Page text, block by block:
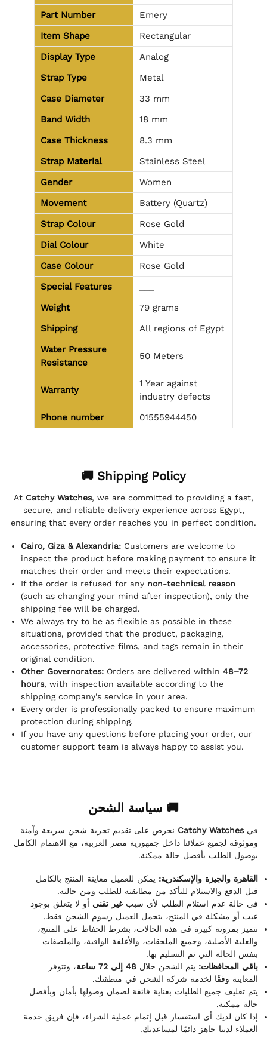
Part Number
Emery
Item Shape
Rectangular
Display Type
Analog
Strap Type
Metal
Case Diameter
33 mm
Band Width
18 mm
Case Thickness
8.3 mm
Strap Material
Stainless Steel
Gender
Women
Movement
Battery (Quartz)
Strap Colour
Rose Gold
Dial Colour
White
Case Colour
Rose Gold
Special Features
Weight
79 grams
Shipping
All regions of Egypt
Water Pressure
Resistance
50 Meters
Warranty
1 Year against
industry defects
Phone number
01555944450
🚚 Shipping Policy
At Catchy Watches, we are committed to providing a fast,
secure, and reliable delivery experience across Egypt,
ensuring that every order reaches you in perfect condition.
Cairo, Giza & Alexandria: Customers are welcome to
inspect the product before making payment to ensure it
matches their order and meets their expectations.
If the order is refused for any non-technical reason
(such as changing your mind after inspection), only the
shipping fee will be charged.
We always try to be as flexible as possible in these
situations, provided that the product, packaging,
accessories, protective films, and tags remain in their
original condition.
Other Governorates: Orders are delivered within 48–72
hours, with inspection available according to the
shipping company's service in your area.
Every order is professionally packed to ensure maximum
protection during shipping.
If you have any questions before placing your order, our
customer support team is always happy to assist you.
🚚 سياسة الشحن
فيCatchy Watches نحرص على تقديم تجربة شحن سريعة وآمنة
وموثوقة لجميع عملائنا داخل جمهورية مصر العربية، مع الاهتمام الكامل
بوصول الطلب بأفضل حالة ممكنة.
القاهرة والجيزة والإسكندرية: يمكن للعميل معاينة المنتج بالكامل
قبل الدفع والاستلام للتأكد من مطابقته للطلب ومن حالته.
في حالة عدم استلام الطلب لأي سببغير تقني أو لا يتعلق بوجود
عيب أو مشكلة في المنتج، يتحمل العميل رسوم الشحن فقط.
نتميز بمرونة كبيرة في هذه الحالات، بشرط الحفاظ على المنتج،
والعلبة الأصلية، وجميع الملحقات، والأغلفة الواقية، والملصقات
بنفس الحالة التي تم التسليم بها.
باقي المحافظات: يتم الشحن خلال 48 إلى 72 ساعة
، وتتوفر
المعاينة وفقًا لخدمة شركة الشحن في منطقتك.
يتم تغليف جميع الطلبات بعناية فائقة لضمان وصولها بأمان وبأفضل
حالة ممكنة.
إذا كان لديك أي استفسار قبل إتمام عملية الشراء، فإن فريق خدمة
العملاء لدينا جاهز دائمًا لمساعدتك.